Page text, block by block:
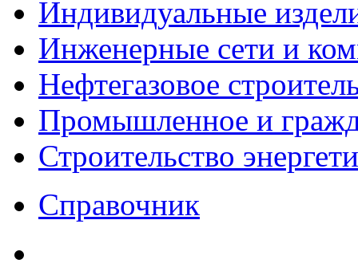
Индивидуальные
Инженерные сети и
Нефтегазовое
Промышленное и
Строительство
Справочник